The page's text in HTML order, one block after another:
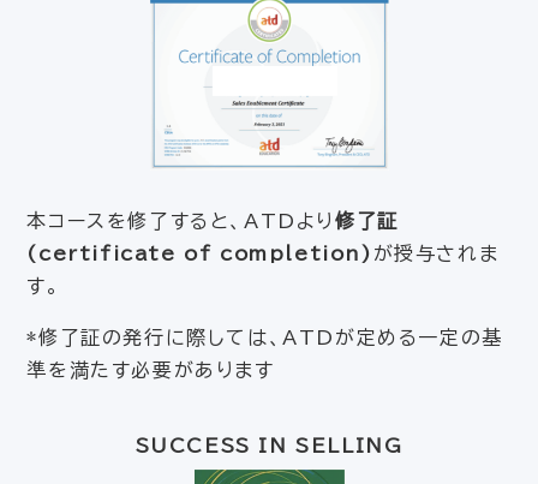
本コースを修了すると、ATDより修了証
(certificate of completion) が授与されま
す。
*修了証の発行に際しては、ATDが定める一定の基
準を満たす必要があります
SUCCESS IN SELLING